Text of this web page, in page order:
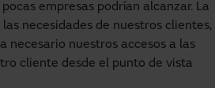
empresas podrían alcanzar. La
necesidades de nuestros clientes,
necesario nuestros accesos a las
cliente desde el punto de vista